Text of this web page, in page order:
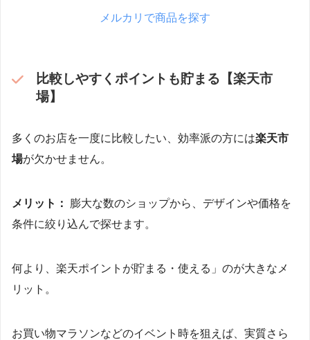
メルカリで商品を探す
比較しやすくポイントも貯まる【楽天市
場】
多くのお店を一度に比較したい、効率派の方には楽天市
場が欠かせません。
メリット：
膨大な数のショップから、デザインや価格を
条件に絞り込んで探せます。
何より、楽天ポイントが貯まる・使える」のが大きなメ
リット。
お買い物マラソンなどのイベント時を狙えば、実質さら